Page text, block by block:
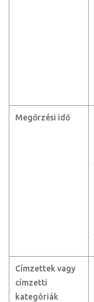
Megőrzési idő
Címzettek vagy
címzetti
kategóriák